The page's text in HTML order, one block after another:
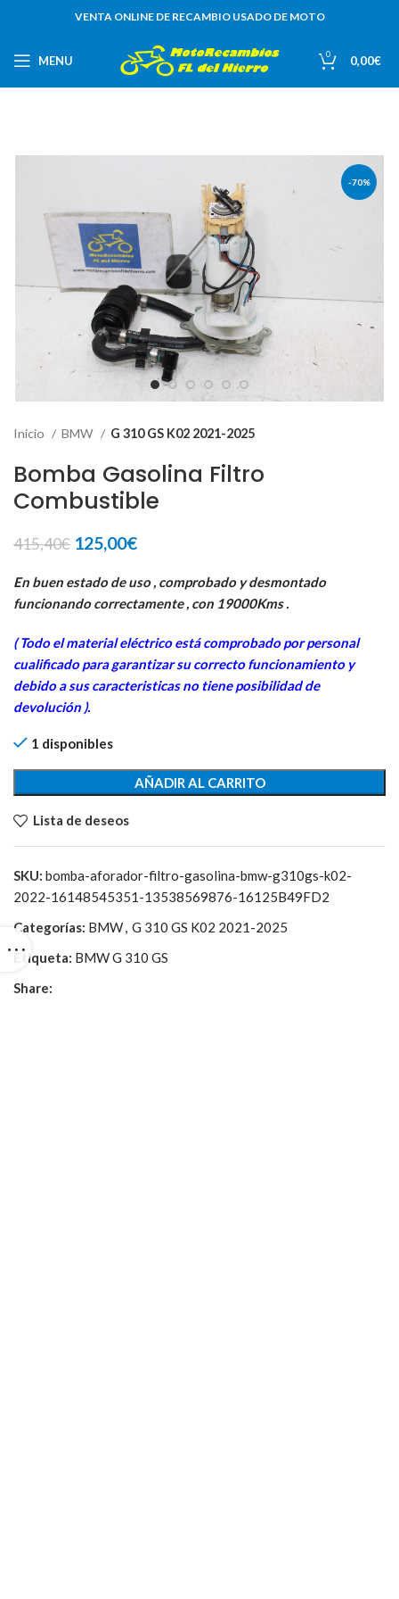
VENTA ONLINE DE RECAMBIO USADO DE MOTO
MENU 0 0,00€
-70%
Inicio BMW G 310 GS K02 2021-2025
Bomba Gasolina Filtro
Combustible
415,40€ El
original
era:
125,00€El
actual
es:
En buen estado de uso , comprobado y desmontado
funcionando correctamente , con 19000Kms .
( Todo el material eléctrico está comprobado por personal
cualificado para garantizar su correcto funcionamiento y
debido a sus caracteristicas no tiene posibilidad de
devolución ).
1 disponibles
AÑADIR AL CARRITO
Lista de deseos
SKU: bomba-aforador-filtro-gasolina-bmw-g310gs-k02-
2022-16148545351-13538569876-16125B49FD2
Categorías: BMW, G 310 GS K02 2021-2025
Etiqueta: BMW G 310 GS
Share: